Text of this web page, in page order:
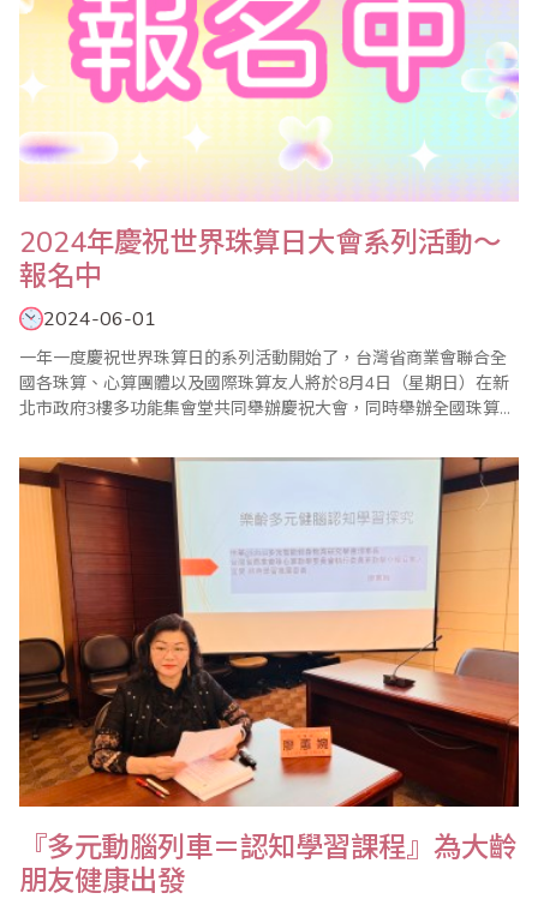
2024年慶祝世界珠算日大會系列活動～
報名中
2024-06-01
一年一度慶祝世界珠算日的系列活動開始了，台灣省商業會聯合全
國各珠算、心算團體以及國際珠算友人將於8月4日（星期日）在新
北市政府3樓多功能集會堂共同舉辦慶祝大會，同時舉辦全國珠算比
暨國際觀摩賽等系列活動，歡迎踴躍報名參加。 ＊2024年全國珠
算比賽暨國際邀請賽 ＊2024年全國心算比賽暨國際邀請賽 ＊2..
『多元動腦列車＝認知學習課程』為大齡
朋友健康出發